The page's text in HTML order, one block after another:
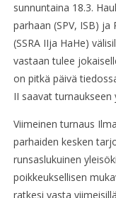
sunnuntaina 18.3.
parhaan (SPV, ISB)
(SSRA IIja HaHe)
vastaan tulee
on pitkä päivä
II saavat turnaukseen
Viimeinen turnaus
parhaiden kesken
runsaslukuinen
poikkeuksellisen
ratkesi vasta